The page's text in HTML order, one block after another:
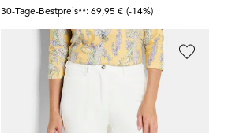
30-Tage-Bestpreis**: 69,95 € (-14%)
ADELINA